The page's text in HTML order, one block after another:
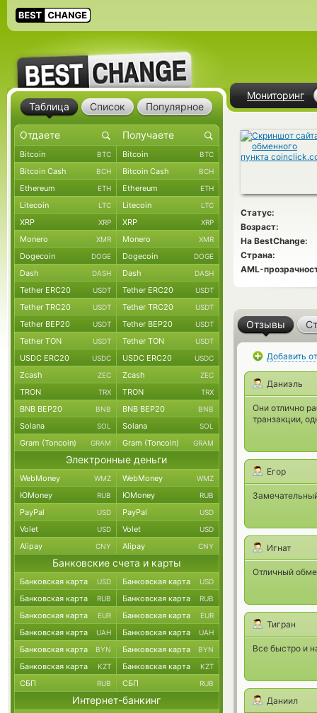
Мониторинг
Статус:
Возраст:
На BestChange:
Страна:
AML-
Отзывы
Добавить
Даниэль
Они отлично
транзакции,
Егор
Игнат
Отличный
Тигран
Все быстро и
Даниил
Таблица Список Популярное
Bitcoin BTC Bitcoin BTC
Bitcoin Cash BCH Bitcoin Cash BCH
Ethereum ETH Ethereum ETH
Litecoin LTC Litecoin LTC
XRP XRP XRP XRP
Monero XMR Monero XMR
Dogecoin DOGE Dogecoin DOGE
Dash DASH Dash DASH
Tether ERC20 USDT Tether ERC20 USDT
Tether TRC20 USDT Tether TRC20 USDT
Tether BEP20 USDT Tether BEP20 USDT
Tether TON USDT Tether TON USDT
USDC ERC20 USDC USDC ERC20 USDC
Zcash ZEC Zcash ZEC
TRON TRX TRON TRX
BNB BEP20 BNB BNB BEP20 BNB
Solana SOL Solana SOL
Gram (Toncoin) GRAM Gram (Toncoin) GRAM
Электронные деньги
WebMoney WMZ WebMoney WMZ
ЮMoney RUB ЮMoney RUB
PayPal USD PayPal USD
Volet USD Volet USD
Alipay CNY Alipay CNY
Банковские счета и карты
Банковская карта USD Банковская карта USD
Банковская карта RUB Банковская карта RUB
Банковская карта EUR Банковская карта EUR
Банковская карта UAH Банковская карта UAH
Банковская карта BYN Банковская карта BYN
Банковская карта KZT Банковская карта KZT
СБП RUB СБП RUB
Интернет-банкинг